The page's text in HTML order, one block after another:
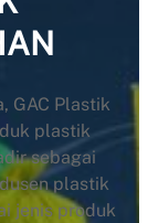
GAC Plastik
plastik
sebagai
plastik
jenis produk